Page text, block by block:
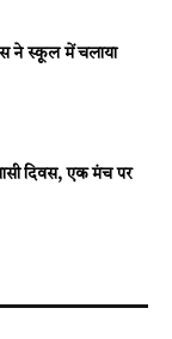
ने स्कूल में चलाया
दिवस, एक मंच पर